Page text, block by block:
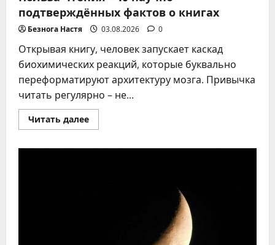
подтверждённых фактов о книгах
Безнога Настя 03.08.2026 0
Открывая книгу, человек запускает каскад
биохимических реакций, которые буквально
переформатируют архитектуру мозга. Привычка
читать регулярно – не...
Читать далееПрочитать
больше